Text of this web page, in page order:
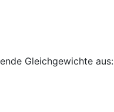
Gleichgewichte aus: